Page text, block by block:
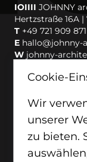
IOIIII JOHNNY
Hertzstraße 16A
T +49 721 909
E hallo@johnny-
W johnny-
IOIIIIJOHNNY
IOIIIIJOHNNY
Köln
Bleiben Sie mit
Cookie-
Wir
unserer
zu bieten.